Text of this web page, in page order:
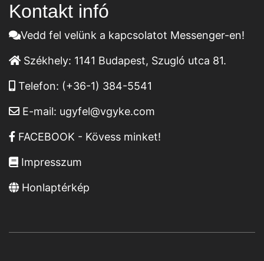
Kontakt infó
Vedd fel velünk a kapcsolatot Messenger-en!
Székhely: 1141 Budapest, Szugló utca 81.
Telefon: (+36-1) 384-5541
E-mail: ugyfel@vgyke.com
FACEBOOK - Kövess minket!
Impresszum
Honlaptérkép